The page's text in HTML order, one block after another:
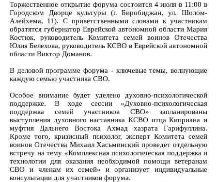
Торжественное открытие форума состоится 4 июля в 11:00 в
Городском Дворце культуры (г. Биробиджан, ул. Шолом-
Алейхема, 11). С приветственными словами к участникам
обратятся губернатор Еврейской автономной области Мария
Костюк, руководитель Комитета семей воинов Отечества
Юлия Белехова, руководитель КСВО в Еврейской автономной
области Виктор Доманов.
В деловой программе форума - ключевые темы, волнующие
каждую семью участника СВО.
Особое внимание будет уделено духовно-психологической
поддержке. В ходе сессии «Духовно-психологическая
поддержка семей участников СВО» запланированы
выступления духовного наставника КСВО отца Киприана и
муфтия Дальнего Востока Ахмад хазрата Гарифуллина.
Кроме того, кризисный психолог, эксперт Комитета семей
воинов Отечества Михаил Хасьминский проведет отдельную
встречу на тему «Комплексная психологическая поддержка и
технологии для оказания необходимой помощи ветеранам
СВО и членам их семей» и организует индивидуальные
консультации для участников форума.